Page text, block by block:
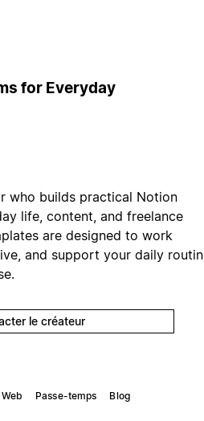
for Everyday
who builds practical Notion
life, content, and freelance
are designed to work
and support your daily
le créateur
Passe-temps Blog